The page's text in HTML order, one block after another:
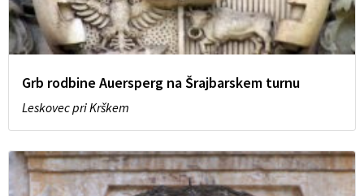
Grb rodbine Auersperg na Šrajbarskem turnu
Leskovec pri Krškem